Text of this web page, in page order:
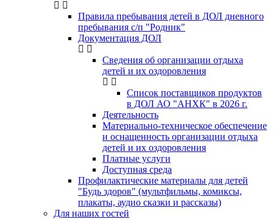
Правила пребывания детей в ДОЛ дневного
пребывания с/п "Родник"
Документация ДОЛ
Сведения об организации отдыха
детей и их оздоровления
Список поставщиков продуктов
в ДОЛ АО "АНХК" в 2026 г.
Деятельность
Материально-техническое обеспечение
и оснащенность организации отдыха
детей и их оздоровления
Платные услуги
Доступная среда
Профилактические материалы для детей
"Будь здоров" (мультфильмы, комиксы,
плакаты, аудио сказки и рассказы)
Для наших гостей